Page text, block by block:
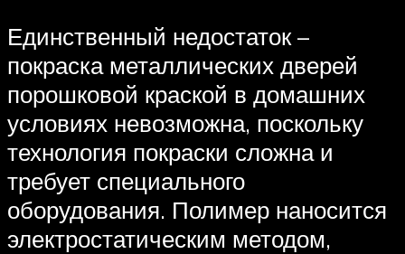
Единственный недостаток –
покраска металлических дверей
порошковой краской в домашних
условиях невозможна, поскольку
технология покраски сложна и
требует специального
оборудования. Полимер наносится
электростатическим методом,